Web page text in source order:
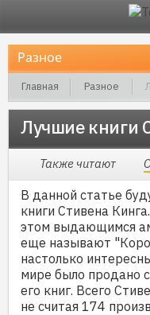
Главная Разное
Лучшие книги
Также читают
В данной статье
книги Стивена
этом выдающимся
еще называют
настолько
мире было продано
его книг. Всего
не считая 174